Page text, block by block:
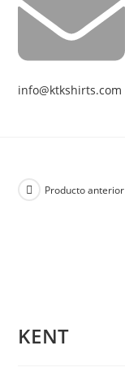
info@ktkshirts.com
Producto anterior
KENT